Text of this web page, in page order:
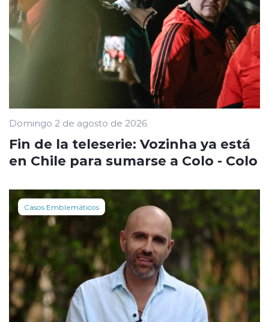
Domingo 2 de agosto de 2026
Fin de la teleserie: Vozinha ya está
en Chile para sumarse a Colo - Colo
Casos Emblemáticos